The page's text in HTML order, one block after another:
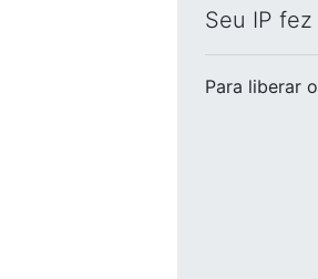
Seu IP
Para liberar